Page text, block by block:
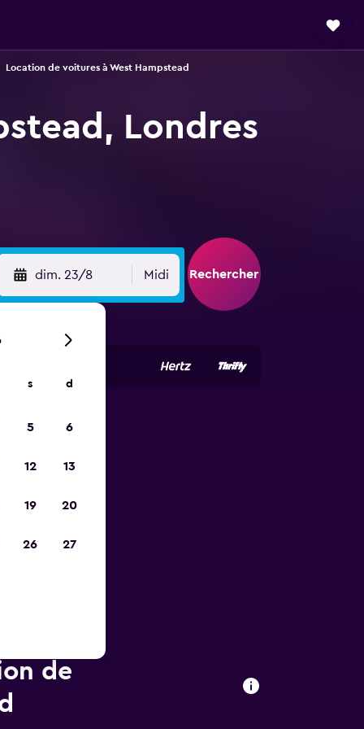
Location de voitures à West Hampstead
Londres
dim. 23/8 Midi Rechercher
de
s d
5 6
12 13
19 20
26 27